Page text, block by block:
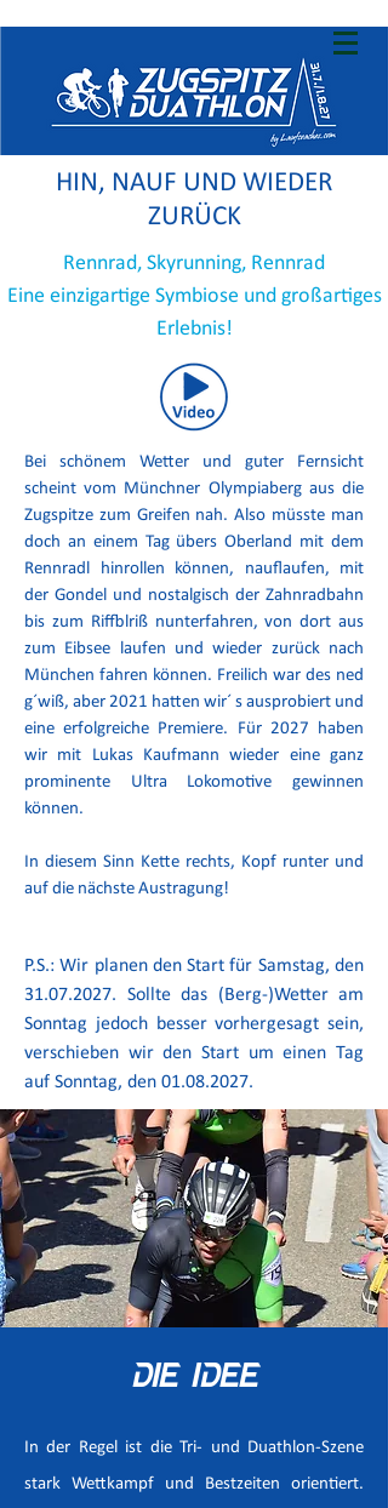
HIN, NAUF UND WIEDER
ZURÜCK
Rennrad, Skyrunning, Rennrad
Eine einzigartige Symbiose und großartiges
Erlebnis!
Bei schönem Wetter und guter Fernsicht
scheint vom Münchner Olympiaberg aus die
Zugspitze zum Greifen nah. Also müsste man
doch an einem Tag übers Oberland mit dem
Rennradl hinrollen können, nauflaufen, mit
der Gondel und nostalgisch der Zahnradbahn
bis zum Riffblriß nunterfahren, von dort aus
zum Eibsee laufen und wieder zurück nach
München fahren können. Freilich war des ned
g´wiß, aber 2021 hatten wir´ s ausprobiert und
eine erfolgreiche Premiere. Für 2027 haben
wir mit Lukas Kaufmann wieder eine ganz
prominente Ultra Lokomotive gewinnen
können.
In diesem Sinn Kette rechts, Kopf runter und
auf die nächste Austragung!
P.S.: Wir planen den Start für Samstag, den
31.07.2027. Sollte das (Berg-)Wetter am
Sonntag jedoch besser vorhergesagt sein,
verschieben wir den Start um einen Tag
auf Sonntag, den 01.08.2027.
Die Idee
In der Regel ist die Tri- und Duathlon-Szene
stark Wettkampf und Bestzeiten orientiert.